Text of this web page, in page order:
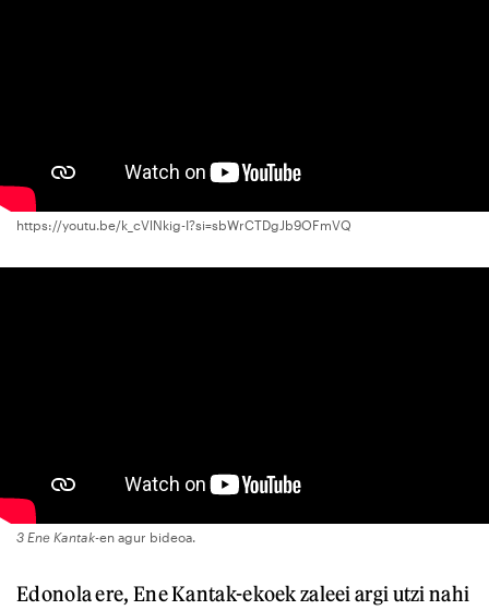
https://youtu.be/k_cVlNkig-I?si=sbWrCTDgJb9OFmVQ
3 Ene Kantak-en agur bideoa.
Edonola ere, Ene Kantak-ekoek zaleei argi utzi nahi